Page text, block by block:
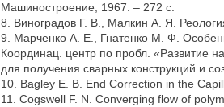
Машиностроение, 1967. – 272 с.
8. Виноградов Г. В., Малкин А. Я.
9. Марченко А. Е., Гнатенко М. Ф.
Координац. центр по пробл. «Развитие
для получения сварных конструкций и
10. Bagley E. B. End Correction in the
11. Cogswell F. N. Converging flow of